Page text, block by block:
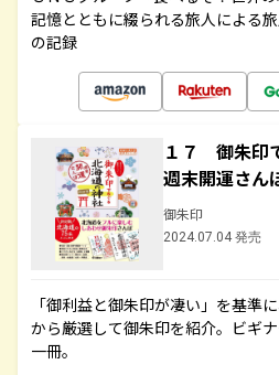
記憶とともに綴られる旅人による
の記録
１７ 御朱印
週末開運さ
御朱印
2024.07.04 発売
「御利益と御朱印が凄い」を基準
から厳選して御朱印を紹介。ビギ
一冊。